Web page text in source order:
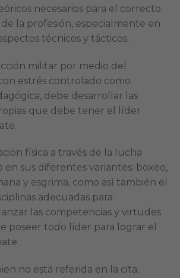
necesarios para el correcto
la profesión, especialmente en
técnicos y tácticos.
militar por medio del
estrés controlado como
debe desarrollar las
que debe tener el líder
física a través de la lucha
sus diferentes variantes: boxeo,
y esgrima, como así también el
adecuadas para
las competencias y virtudes
poseer todo líder para lograr el
no está referida en la cita,